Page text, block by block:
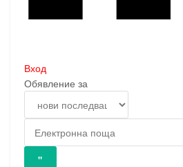
Вход
Обявление за